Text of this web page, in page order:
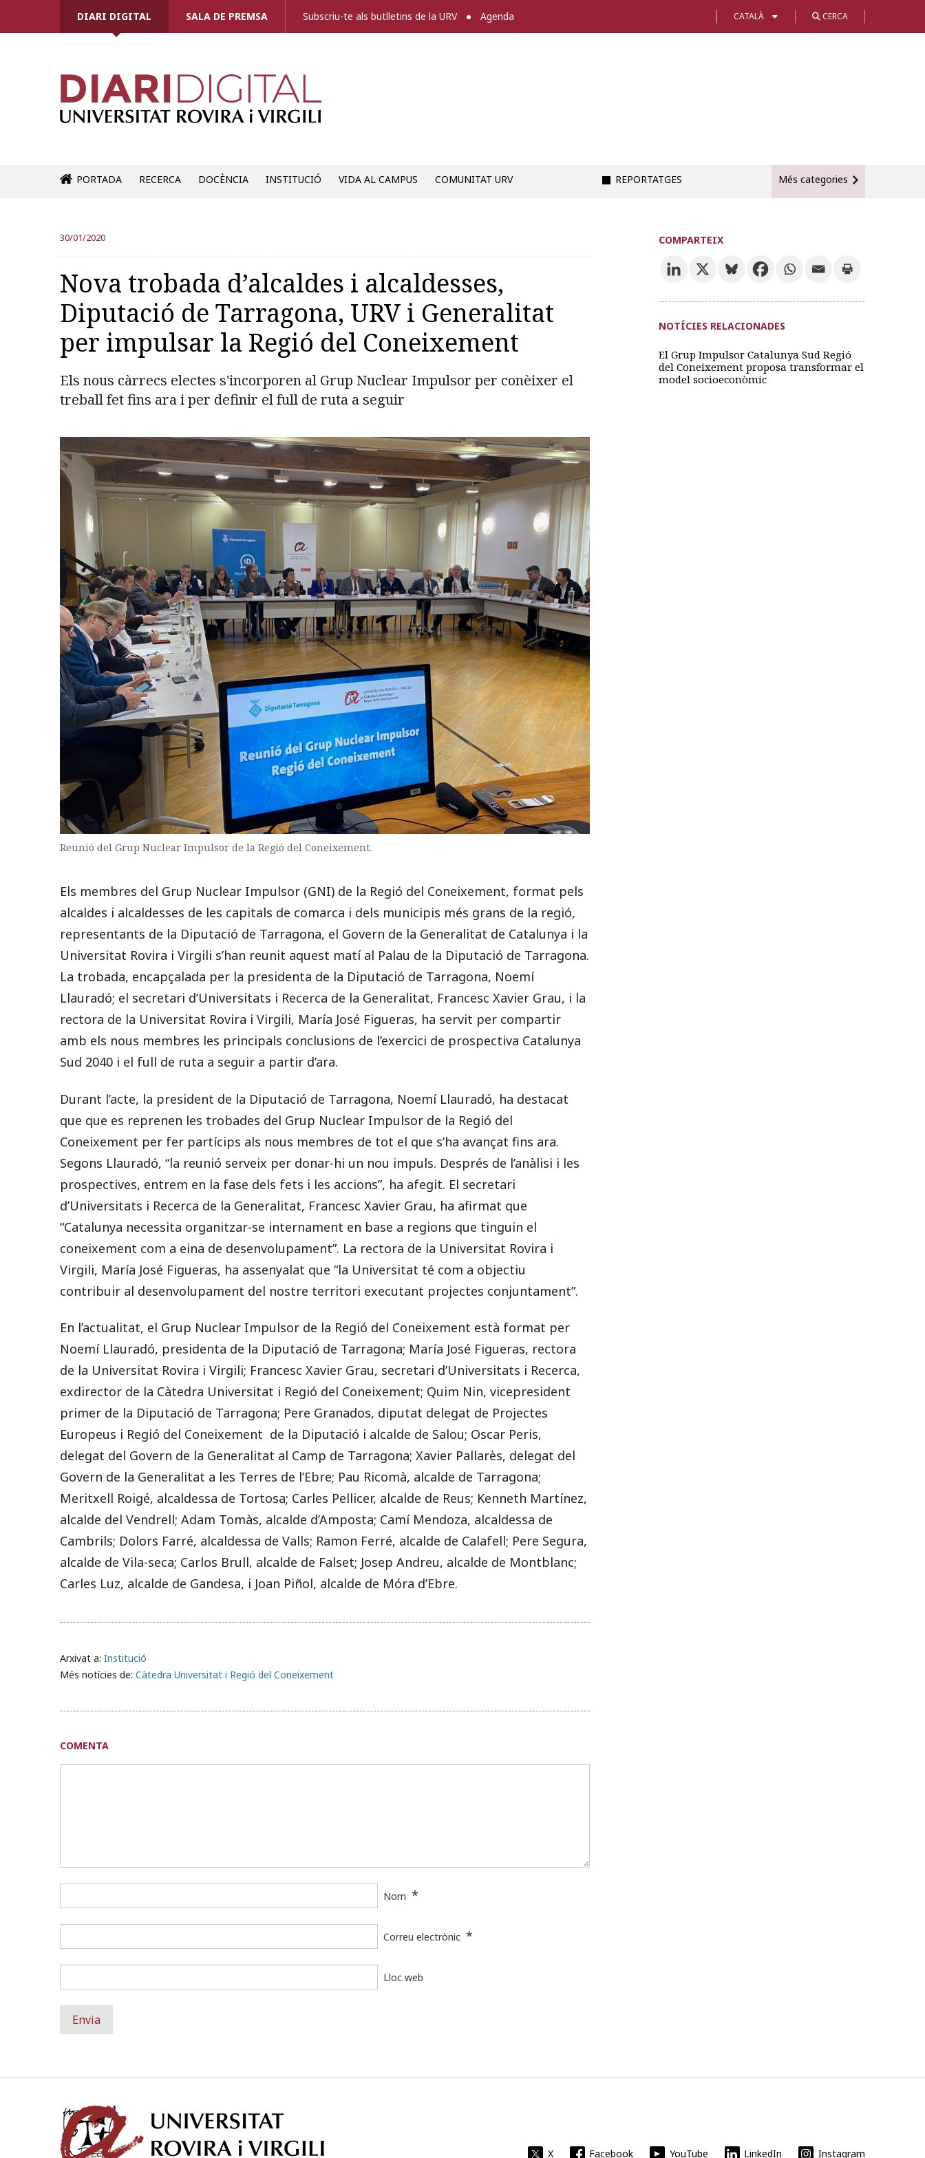
DIARI DIGITAL SALA DE PREMSA Subscriu-te als butlletins de la URV Agenda CATALÀ CERCA
PORTADA RECERCA DOCÈNCIA INSTITUCIÓ VIDA AL CAMPUS COMUNITAT URV REPORTATGES Més categories
30/01/2020
Nova trobada d’alcaldes i alcaldesses,
Diputació de Tarragona, URV i Generalitat
per impulsar la Regió del Coneixement
Els nous càrrecs electes s'incorporen al Grup Nuclear Impulsor per conèixer el
treball fet fins ara i per definir el full de ruta a seguir
Reunió del Grup Nuclear Impulsor de la Regió del Coneixement.
Els membres del Grup Nuclear Impulsor (GNI) de la Regió del Coneixement, format pels
alcaldes i alcaldesses de les capitals de comarca i dels municipis més grans de la regió,
representants de la Diputació de Tarragona, el Govern de la Generalitat de Catalunya i la
Universitat Rovira i Virgili s’han reunit aquest matí al Palau de la Diputació de Tarragona.
La trobada, encapçalada per la presidenta de la Diputació de Tarragona, Noemí
Llauradó; el secretari d’Universitats i Recerca de la Generalitat, Francesc Xavier Grau, i la
rectora de la Universitat Rovira i Virgili, María José Figueras, ha servit per compartir
amb els nous membres les principals conclusions de l’exercici de prospectiva Catalunya
Sud 2040 i el full de ruta a seguir a partir d’ara.
Durant l’acte, la president de la Diputació de Tarragona, Noemí Llauradó, ha destacat
que que es reprenen les trobades del Grup Nuclear Impulsor de la Regió del
Coneixement per fer partícips als nous membres de tot el que s’ha avançat fins ara.
Segons Llauradó, “la reunió serveix per donar-hi un nou impuls. Després de l’anàlisi i les
prospectives, entrem en la fase dels fets i les accions”, ha afegit. El secretari
d’Universitats i Recerca de la Generalitat, Francesc Xavier Grau, ha afirmat que
“Catalunya necessita organitzar-se internament en base a regions que tinguin el
coneixement com a eina de desenvolupament”. La rectora de la Universitat Rovira i
Virgili, María José Figueras, ha assenyalat que “la Universitat té com a objectiu
contribuir al desenvolupament del nostre territori executant projectes conjuntament”.
En l’actualitat, el Grup Nuclear Impulsor de la Regió del Coneixement està format per
Noemí Llauradó, presidenta de la Diputació de Tarragona; María José Figueras, rectora
de la Universitat Rovira i Virgili; Francesc Xavier Grau, secretari d’Universitats i Recerca,
exdirector de la Càtedra Universitat i Regió del Coneixement; Quim Nin, vicepresident
primer de la Diputació de Tarragona; Pere Granados, diputat delegat de Projectes
Europeus i Regió del Coneixement de la Diputació i alcalde de Salou; Oscar Peris,
delegat del Govern de la Generalitat al Camp de Tarragona; Xavier Pallarès, delegat del
Govern de la Generalitat a les Terres de l’Ebre; Pau Ricomà, alcalde de Tarragona;
Meritxell Roigé, alcaldessa de Tortosa; Carles Pellicer, alcalde de Reus; Kenneth Martínez,
alcalde del Vendrell; Adam Tomàs, alcalde d’Amposta; Camí Mendoza, alcaldessa de
Cambrils; Dolors Farré, alcaldessa de Valls; Ramon Ferré, alcalde de Calafell; Pere Segura,
alcalde de Vila-seca; Carlos Brull, alcalde de Falset; Josep Andreu, alcalde de Montblanc;
Carles Luz, alcalde de Gandesa, i Joan Piñol, alcalde de Móra d’Ebre.
Arxivat a: Institució
Més notícies de: Càtedra Universitat i Regió del Coneixement
COMENTA
Nom *
Correu electrònic *
Lloc web
COMPARTEIX
NOTÍCIES RELACIONADES
El Grup Impulsor Catalunya Sud Regió
del Coneixement proposa transformar el
model socioeconòmic
X Facebook YouTube LinkedIn Instagram